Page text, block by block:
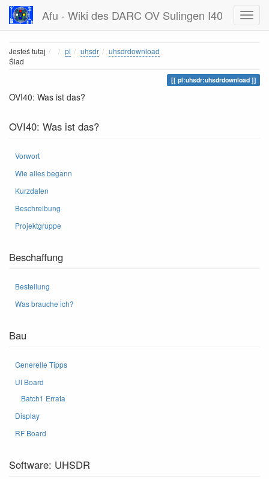
Afu - Wiki des DARC OV Sulingen I40
Jesteś tutaj Home
pl uhsdr
uhsdrdownload
Ślad
pl:uhsdr:uhsdrdownload
OVI40: Was ist das?
OVI40: Was ist das?
Vorwort
Wie alles begann
Kurzdaten
Beschreibung
Projektgruppe
Beschaffung
Bestellung
Was brauche ich?
Bau
Generelle Tipps
UI Board
Batch1 Errata
Display
RF Board
Software: UHSDR